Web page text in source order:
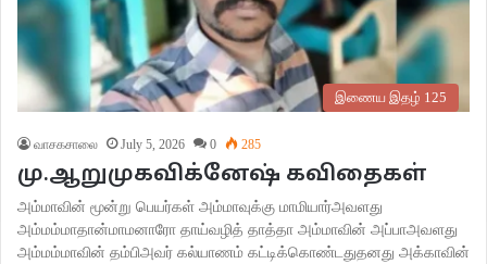
இணைய இதழ் 125
வாசகசாலை July 5, 2026 0 285
மு.ஆறுமுகவிக்னேஷ் கவிதைகள்
அம்மாவின் மூன்று பெயர்கள் அம்மாவுக்கு மாமியார்அவளது
அம்மம்மாதான்மாமனாரோ தாய்வழித் தாத்தா அம்மாவின் அப்பாஅவளது
அம்மம்மாவின் தம்பிஅவர் கல்யாணம் கட்டிக்கொண்டதுதனது அக்காவின்